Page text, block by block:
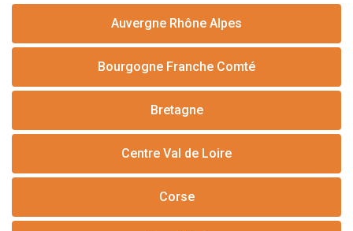
Auvergne Rhône Alpes
Bourgogne Franche Comté
Bretagne
Centre Val de Loire
Corse